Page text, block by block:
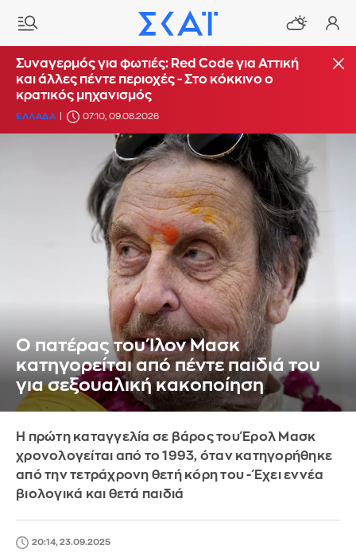
Συναγερμός για φωτιές: Red Code για Αττική
και άλλες πέντε περιοχές - Στο κόκκινο ο
κρατικός μηχανισμός
ΕΛΛΑΔΑ 07:10, 09.08.2026
Ο πατέρας του Ίλον Μασκ
κατηγορείται από πέντε παιδιά του
για σεξουαλική κακοποίηση
Η πρώτη καταγγελία σε βάρος του Έρολ Μασκ
χρονολογείται από το 1993, όταν κατηγορήθηκε
από την τετράχρονη θετή κόρη του - Έχει εννέα
βιολογικά και θετά παιδιά
20:14, 23.09.2025